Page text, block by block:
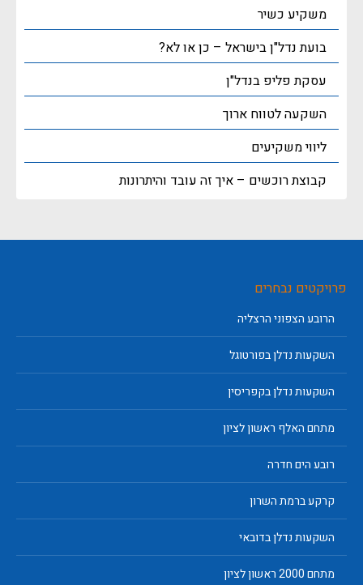
משקיע כשיר
בועת נדל"ן בישראל – כן או לא?
עסקת פליפ בנדל"ן
השקעה לטווח ארוך
ליווי משקיעים
קבוצת רוכשים – איך זה עובד והיתרונות
פרויקטים נבחרים
הרובע הצפוני הרצליה
השקעות נדלן בפורטוגל
השקעות נדלן בקפריסין
מתחם האלף ראשון לציון
רובע הים חדרה
קרקע ברמת השרון
השקעות נדלן בדובאי
מתחם 2000 ראשון לציון